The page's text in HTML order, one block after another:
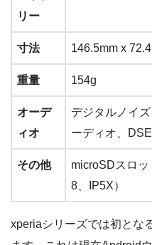
リー
寸法 146.5mm x
重量 154g
オーデ
ィオ
デジタルノイ
ーディオ、
その他
microSDスロ
8、IP5X）
xperiaシリーズでは初とな